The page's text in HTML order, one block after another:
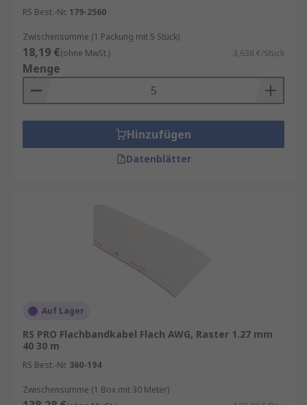
RS Best.-Nr. 179-2560
Zwischensumme (1 Packung mit 5 Stück)
18,19 €(ohne MwSt.) 3,638 €/Stück
Menge
Hinzufügen
Datenblätter
Auf Lager
RS PRO Flachbandkabel Flach AWG, Raster 1.27 mm
40 30 m
RS Best.-Nr. 360-194
Zwischensumme (1 Box mit 30 Meter)